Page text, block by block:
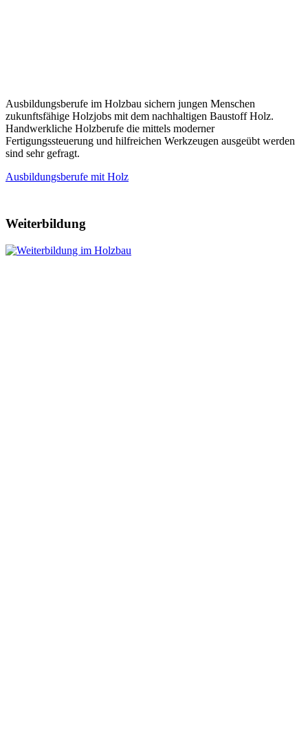
Ausbildungsberufe im Holzbau sichern jungen Menschen
zukunftsfähige Holzjobs mit dem nachhaltigen Baustoff Holz.
Handwerkliche Holzberufe die mittels moderner
Fertigungssteuerung und hilfreichen Werkzeugen ausgeübt werden
sind sehr gefragt.
Ausbildungsberufe mit Holz
Weiterbildung